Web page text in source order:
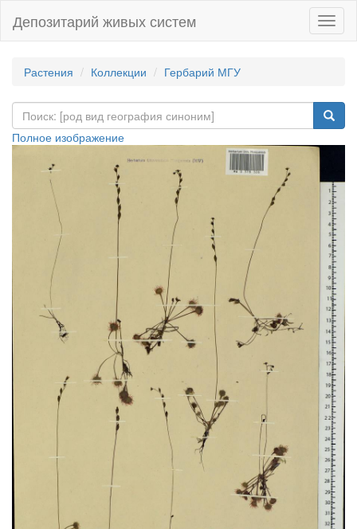
Депозитарий живых систем
Растения Коллекции Гербарий МГУ
Полное изображение